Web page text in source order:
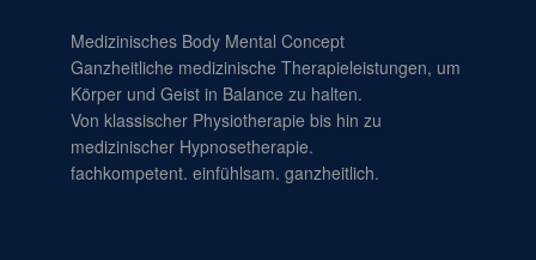
Medizinisches Body Mental Concept
Ganzheitliche medizinische Therapieleistungen, um
Körper und Geist in Balance zu halten.
Von klassischer Physiotherapie bis hin zu
medizinischer Hypnosetherapie.
fachkompetent. einfühlsam. ganzheitlich.